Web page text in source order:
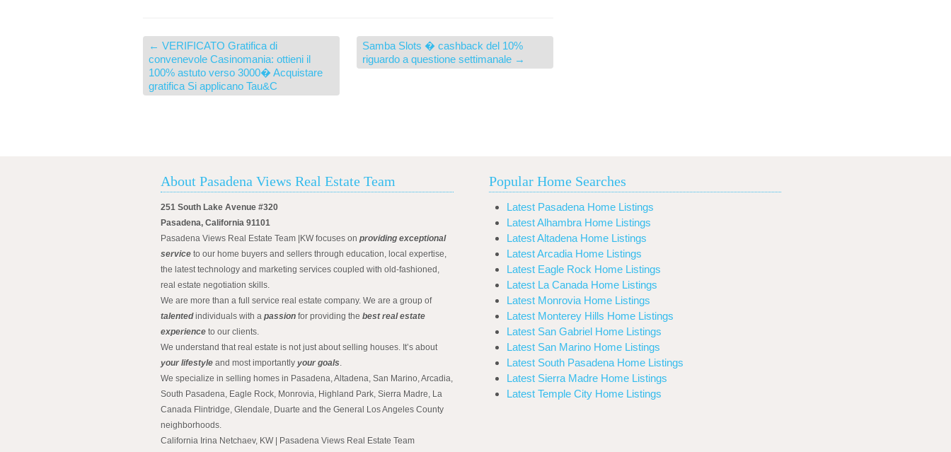
← VERIFICATO Gratifica di
convenevole Casinomania: ottieni il
100% astuto verso 3000� Acquistare
gratifica Si applicano Tau&C
Samba Slots � cashback del 10%
riguardo a questione settimanale →
About Pasadena Views Real Estate Team
251 South Lake Avenue #320
Pasadena, California 91101
Pasadena Views Real Estate Team |KW focuses on providing exceptional
service to our home buyers and sellers through education, local expertise,
the latest technology and marketing services coupled with old-fashioned,
real estate negotiation skills.
We are more than a full service real estate company. We are a group of
talentedindividuals with a passion for providing the best real estate
experience to our clients.
We understand that real estate is not just about selling houses. It’s about
your lifestyle and most importantly your goals.
We specialize in selling homes in Pasadena, Altadena, San Marino, Arcadia,
South Pasadena, Eagle Rock, Monrovia, Highland Park, Sierra Madre, La
Canada Flintridge, Glendale, Duarte and the General Los Angeles County
neighborhoods.
California Irina Netchaev, KW | Pasadena Views Real Estate Team
Popular Home Searches
Latest Pasadena Home Listings
Latest Alhambra Home Listings
Latest Altadena Home Listings
Latest Arcadia Home Listings
Latest Eagle Rock Home Listings
Latest La Canada Home Listings
Latest Monrovia Home Listings
Latest Monterey Hills Home Listings
Latest San Gabriel Home Listings
Latest San Marino Home Listings
Latest South Pasadena Home Listings
Latest Sierra Madre Home Listings
Latest Temple City Home Listings